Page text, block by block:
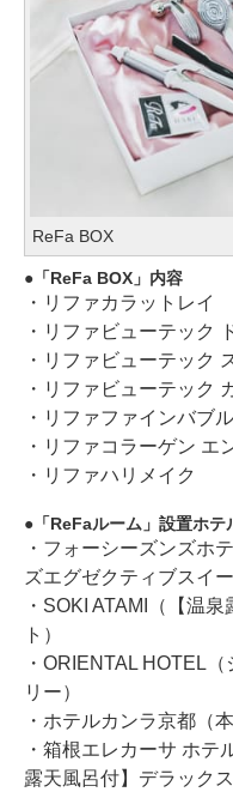
ReFa BOX
「ReFa BOX」内容
・リファカラットレイ
・リファビューテック
・リファビューテック
・リファビューテック
・リファファインバブ
・リファコラーゲン エ
・リファハリメイク
「ReFaルーム」設置ホテ
・フォーシーズンズホ
ズエグゼクティブスイー
・SOKI ATAMI（【温
ト）
・ORIENTAL HOTEL
リー）
・ホテルカンラ京都（
・箱根エレカーサ ホテ
露天風呂付】デラック